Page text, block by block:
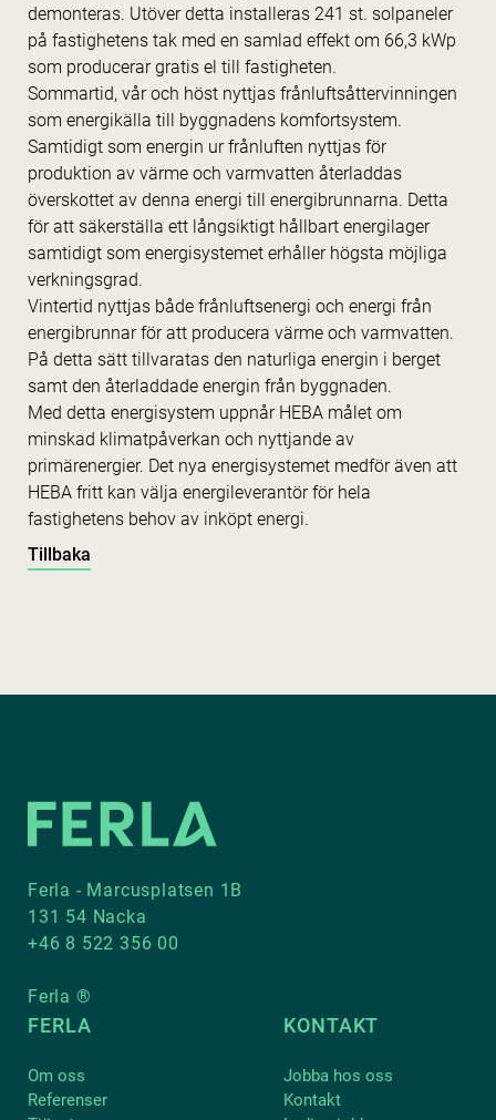
demonteras. Utöver detta installeras 241 st. solpaneler
på fastighetens tak med en samlad effekt om 66,3 kWp
som producerar gratis el till fastigheten.
Sommartid, vår och höst nyttjas frånluftsåttervinningen
som energikälla till byggnadens komfortsystem.
Samtidigt som energin ur frånluften nyttjas för
produktion av värme och varmvatten återladdas
överskottet av denna energi till energibrunnarna. Detta
för att säkerställa ett långsiktigt hållbart energilager
samtidigt som energisystemet erhåller högsta möjliga
verkningsgrad.
Vintertid nyttjas både frånluftsenergi och energi från
energibrunnar för att producera värme och varmvatten.
På detta sätt tillvaratas den naturliga energin i berget
samt den återladdade energin från byggnaden.
Med detta energisystem uppnår HEBA målet om
minskad klimatpåverkan och nyttjande av
primärenergier. Det nya energisystemet medför även att
HEBA fritt kan välja energileverantör för hela
fastighetens behov av inköpt energi.
Tillbaka
Ferla - Marcusplatsen 1B
131 54 Nacka
+46 8 522 356 00
Ferla ®
FERLA
Om oss
Referenser
KONTAKT
Jobba hos oss
Kontakt